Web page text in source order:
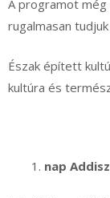
A programot még
rugalmasan
Észak épített
kultúra és
nap